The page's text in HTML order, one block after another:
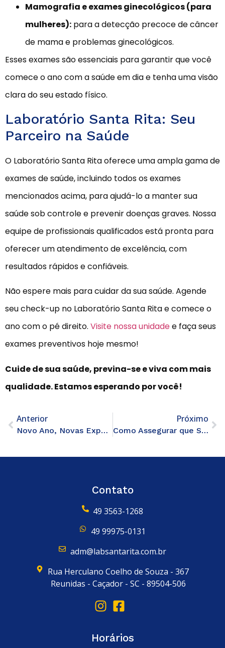
Mamografia e exames ginecológicos (para
mulheres): para a detecção precoce de câncer
de mama e problemas ginecológicos.
Esses exames são essenciais para garantir que você
comece o ano com a saúde em dia e tenha uma visão
clara do seu estado físico.
Laboratório Santa Rita: Seu
Parceiro na Saúde
O Laboratório Santa Rita oferece uma ampla gama de
exames de saúde, incluindo todos os exames
mencionados acima, para ajudá-lo a manter sua
saúde sob controle e prevenir doenças graves. Nossa
equipe de profissionais qualificados está pronta para
oferecer um atendimento de excelência, com
resultados rápidos e confiáveis.
Não espere mais para cuidar da sua saúde. Agende
seu check-up no Laboratório Santa Rita e comece o
ano com o pé direito. Visite nossa unidadee faça seus
exames preventivos hoje mesmo!
Cuide de sua saúde, previna-se e viva com mais
qualidade. Estamos esperando por você!
Anterior
Novo Ano, Novas Expectativas: Como Descobrir o Sexo do Seu Bebê?
Próximo
Como Assegurar que Seu Bebê Comece o Ano com a Saúde em Dia
Contato
49 3563-1268
49 99975-0131
adm@labsantarita.com.br
Rua Herculano Coelho de Souza - 367
Reunidas - Caçador - SC - 89504-506
Horários